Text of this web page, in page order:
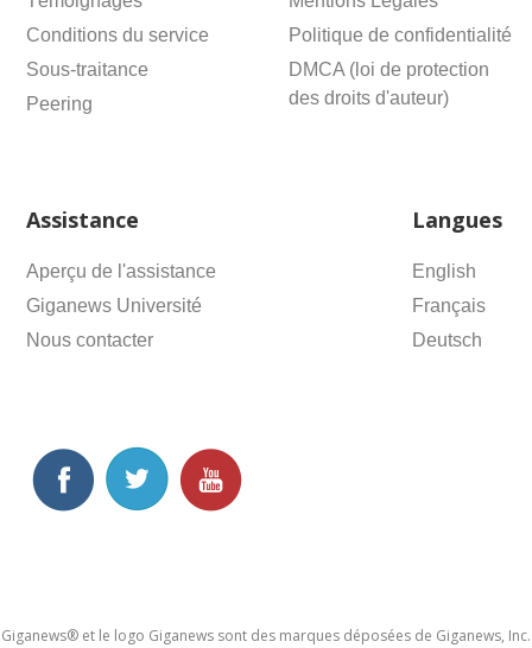
Conditions du service
Sous-traitance
Peering
Politique de confidentialité
DMCA (loi de protection
des droits d'auteur)
Assistance
Aperçu de l'assistance
Giganews Université
Nous contacter
Langues
English
Français
Deutsch
Giganews® et le logo Giganews sont des marques déposées de Giganews, Inc.